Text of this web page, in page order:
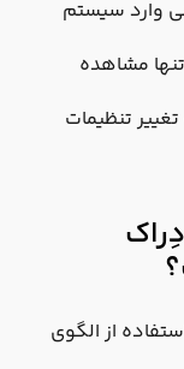
وارد سیستم
مشاهده
تنظیمات
از الگوی